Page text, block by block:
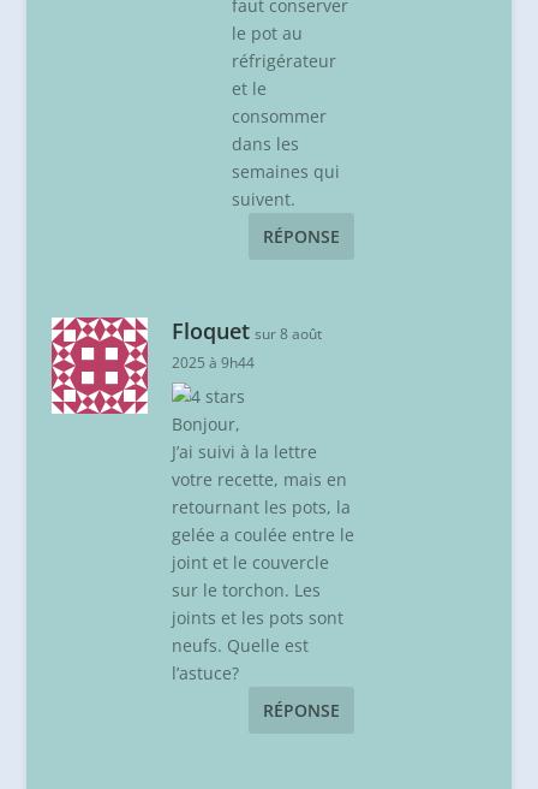
faut conserver
le pot au
réfrigérateur
et le
consommer
dans les
semaines qui
suivent.
RÉPONSE
Floquet sur 8 août
2025 à 9h44
Bonjour,
J’ai suivi à la lettre
votre recette, mais en
retournant les pots, la
gelée a coulée entre le
joint et le couvercle
sur le torchon. Les
joints et les pots sont
neufs. Quelle est
l’astuce?
RÉPONSE